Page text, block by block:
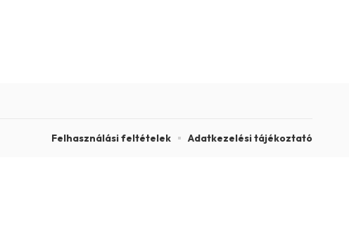
Felhasználási feltételek Adatkezelési tájékoztató